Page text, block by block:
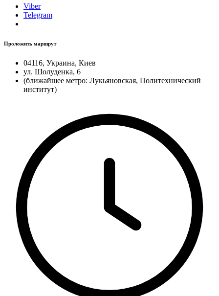
Viber
Telegram
Проложить маршрут
04116, Украина, Киев
ул. Шолуденка, 6
(ближайшее метро: Лукьяновская, Политехнический
институт)